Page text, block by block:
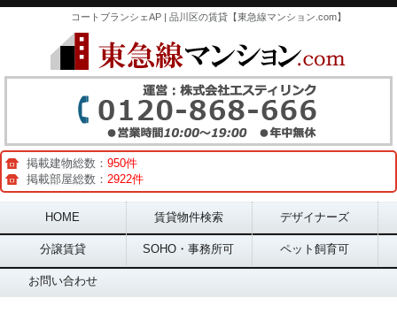
コートブランシェAP | 品川区の賃貸【東急線マンション.com】
掲載建物総数： 950件
掲載部屋総数： 2922件
Main menu
HOME 賃貸物件検索 デザイナーズ
分譲賃貸 SOHO・事務所可 ペット飼育可
お問い合わせ